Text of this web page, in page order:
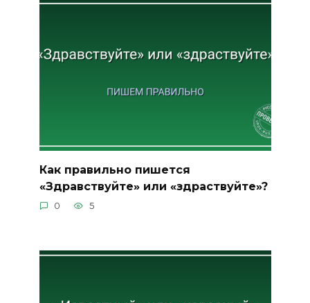
Как правильно пишется
«Здравствуйте» или «здраствуйте»?
0 5